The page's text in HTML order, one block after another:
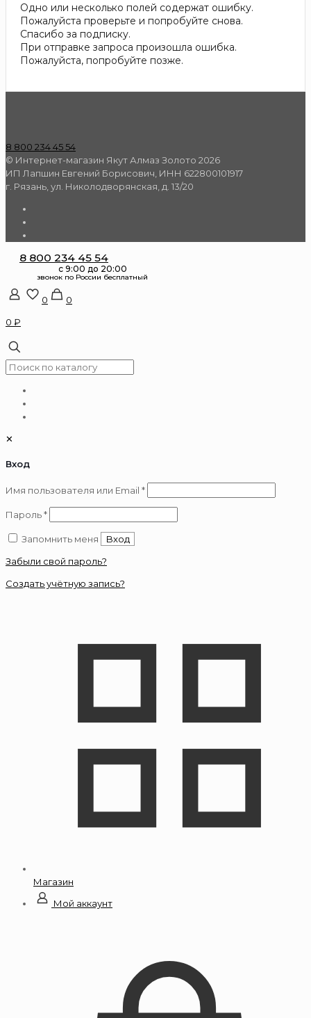
Одно или несколько полей содержат ошибку.
Пожалуйста проверьте и попробуйте снова.
Спасибо за подписку.
При отправке запроса произошла ошибка.
Пожалуйста, попробуйте позже.
8 800 234 45 54
© Интернет-магазин Якут Алмаз Золото 2026
ИП Лапшин Евгений Борисович, ИНН 622800101917
г. Рязань, ул. Николодворянская, д. 13/20
8 800 234 45 54
0
0
0 ₽
✕
Вход
Имя пользователя или Email *Обязательно
Пароль*Обязательно
Запомнить меня
Вход
Забыли свой пароль?
Создать учётную запись?
Магазин
Мой аккаунт